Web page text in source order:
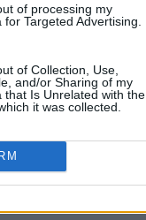
of processing my
Targeted Advertising.
of Collection, Use,
and/or Sharing of my
that Is Unrelated with the
it was collected.